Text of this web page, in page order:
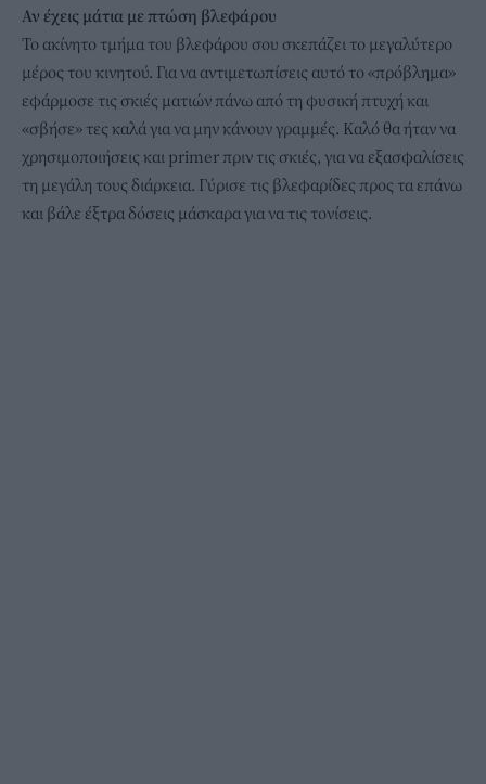
Αν έχεις μάτια με πτώση βλεφάρου
Το ακίνητο τμήμα του βλεφάρου σου σκεπάζει το μεγαλύτερο
μέρος του κινητού. Για να αντιμετωπίσεις αυτό το «πρόβλημα»
εφάρμοσε τις σκιές ματιών πάνω από τη φυσική πτυχή και
«σβήσε» τες καλά για να μην κάνουν γραμμές. Καλό θα ήταν να
χρησιμοποιήσεις και primer πριν τις σκιές, για να εξασφαλίσεις
τη μεγάλη τους διάρκεια. Γύρισε τις βλεφαρίδες προς τα επάνω
και βάλε έξτρα δόσεις μάσκαρα για να τις τονίσεις.